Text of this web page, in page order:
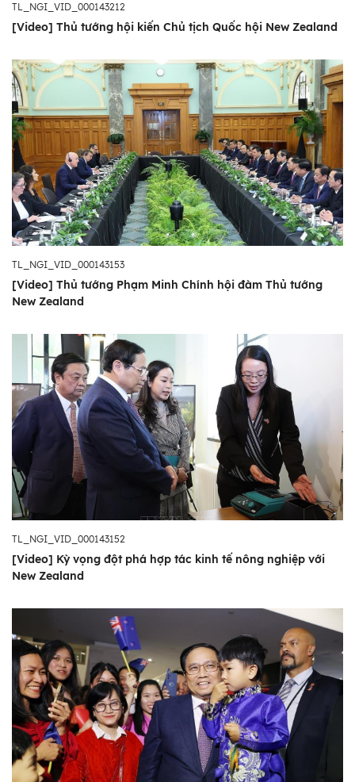
TL_NGI_VID_000143212
[Video] Thủ tướng hội kiến Chủ tịch Quốc hội New Zealand
TL_NGI_VID_000143153
[Video] Thủ tướng Phạm Minh Chính hội đàm Thủ tướng
New Zealand
TL_NGI_VID_000143152
[Video] Kỳ vọng đột phá hợp tác kinh tế nông nghiệp với
New Zealand